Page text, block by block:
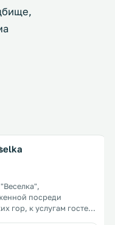
посреди
гор, к услугам гостей